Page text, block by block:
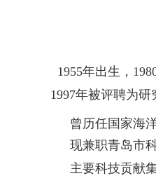
1955年出生，
1997年被评聘为
曾历任国家海
现兼职青岛市
主要科技贡献